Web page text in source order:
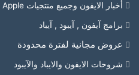
أخبار الايفون وجميع منتجيات Apple
برامج آيفون , آيبود , آيباد
عروض مجانية لفترة محدودة
شروحات الايفون والايباد والآيبود